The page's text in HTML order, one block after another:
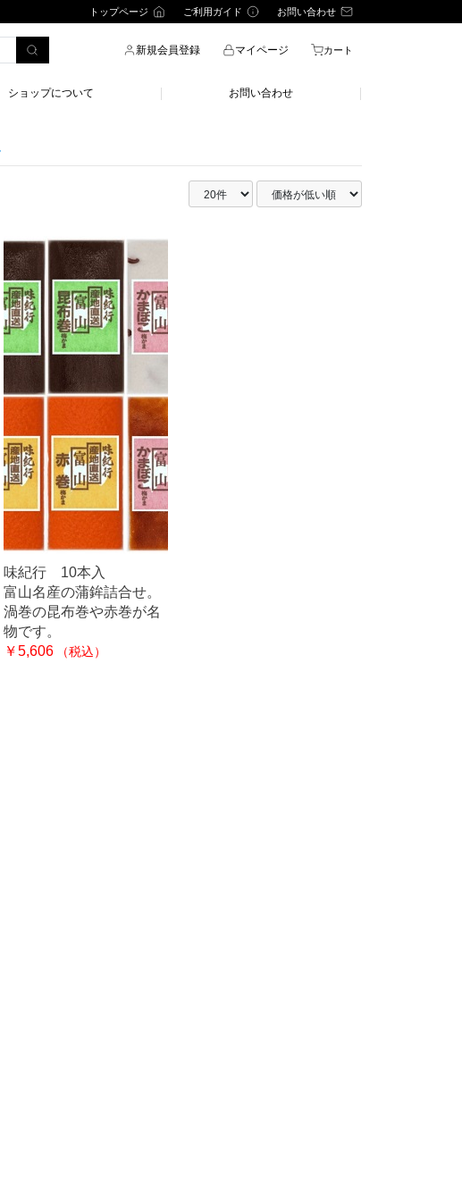
トップページ ご利用ガイド お問い合わせ
新規会員登録 マイページ カート
ショップについて お問い合わせ
味紀行 10本入
富山名産の蒲鉾詰合せ。
渦巻の昆布巻や赤巻が名
物です。
￥5,606
（税込）